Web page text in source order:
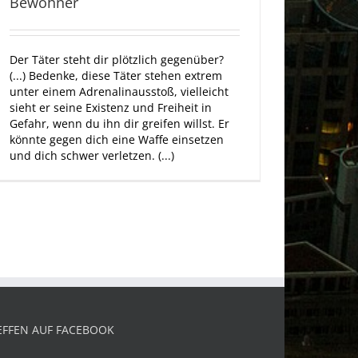
Der Täter steht dir plötzlich gegenüber?
(...) Bedenke, diese Täter stehen extrem
unter einem Adrenalinausstoß, vielleicht
sieht er seine Existenz und Freiheit in
Gefahr, wenn du ihn dir greifen willst. Er
könnte gegen dich eine Waffe einsetzen
und dich schwer verletzen. (...)
AUF FACEBOOK